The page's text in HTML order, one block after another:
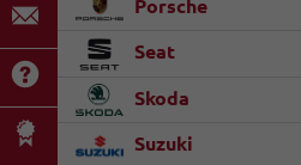
Porsche
Seat
Skoda
Suzuki